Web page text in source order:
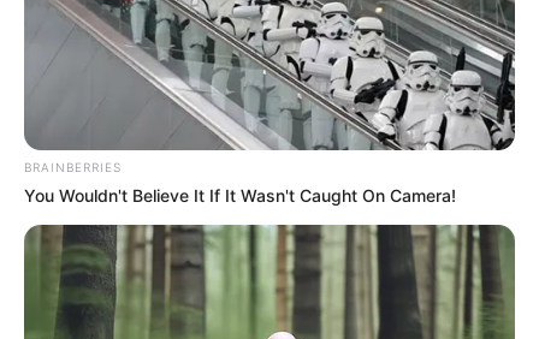
BRAINBERRIES
You Wouldn't Believe It If It Wasn't Caught On Camera!